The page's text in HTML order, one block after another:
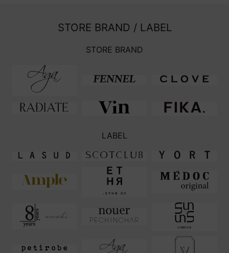
STORE BRAND / LABEL
STORE BRAND
LABEL